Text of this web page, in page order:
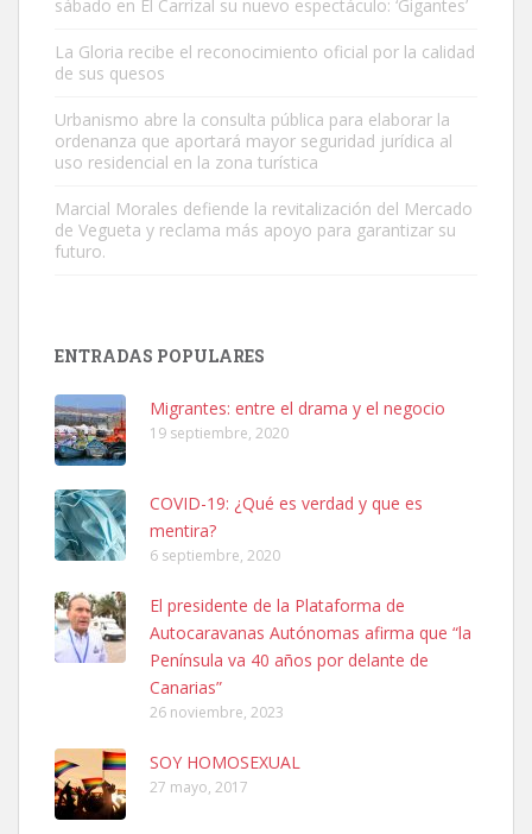
Busco adopción responsable para mi perra. Pastor alemán,
Leales.org » Gran Canaria | 6.7.2025
Leales.org » Gran Canaria
Ninfa perdida
El día 5 se los perdió una ninfa papillera, asustada tiene miedo a la
calle, se perdió por la zon...
Leales.org » Gran Canaria
6.7.2025
sábado en El Carrizal su nuevo espectáculo: ‘Gigantes’
La Gloria recibe el reconocimiento oficial por la calidad
de sus quesos
Urbanismo abre la consulta pública para elaborar la
ordenanza que aportará mayor seguridad jurídica al
uso residencial en la zona turística
Marcial Morales defiende la revitalización del Mercado
de Vegueta y reclama más apoyo para garantizar su
futuro.
ENTRADAS POPULARES
Migrantes: entre el drama y el negocio
19 septiembre, 2020
COVID-19: ¿Qué es verdad y que es
mentira?
6 septiembre, 2020
El presidente de la Plataforma de
Autocaravanas Autónomas afirma que “la
Península va 40 años por delante de
Canarias”
26 noviembre, 2023
SOY HOMOSEXUAL
27 mayo, 2017